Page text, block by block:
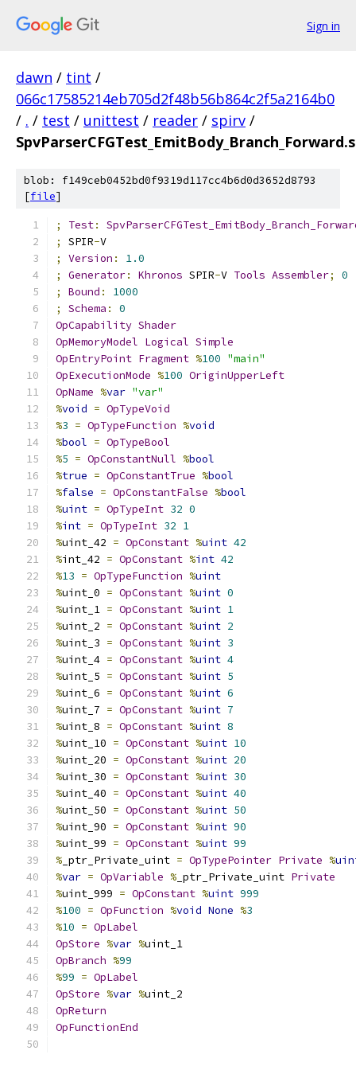
Sign in
dawn / tint /
066c17585214eb705d2f48b56b864c2f5a2164b0
/ . / test / unittest / reader / spirv /
blob: f149ceb0452bd0f9319d117cc4b6d0d3652d8793
[file]
; Test:
;
SPIR-V
;
Version :
1.0
;
Generator: Khronos SPIR-V Tools Assembler;
0
;
Bound :
1000
;
Schema :
0
OpCapability Shader
OpMemoryModel Logical Simple
OpEntryPoint Fragment %100 "main"
OpExecutionMode %100 OriginUpperLeft
OpName %var "var"
%void = OpTypeVoid
%3 = OpTypeFunction %void
%bool = OpTypeBool
%5 = OpConstantNull %bool
%true = OpConstantTrue %bool
%false = OpConstantFalse %bool
%uint = OpTypeInt 32 0
%int = OpTypeInt 32 1
%uint_42 = OpConstant %uint 42
%int_42 = OpConstant %int 42
%13 = OpTypeFunction %uint
%uint_0 = OpConstant %uint 0
%uint_1 = OpConstant %uint 1
%uint_2 = OpConstant %uint 2
%uint_3 = OpConstant %uint 3
%uint_4 = OpConstant %uint 4
%uint_5 = OpConstant %uint 5
%uint_6 = OpConstant %uint 6
%uint_7 = OpConstant %uint 7
%uint_8 = OpConstant %uint 8
%uint_10 = OpConstant %uint 10
%uint_20 = OpConstant %uint 20
%uint_30 = OpConstant %uint 30
%uint_40 = OpConstant %uint 40
%uint_50 = OpConstant %uint 50
%uint_90 = OpConstant %uint 90
%uint_99 = OpConstant %uint 99
% _ptr_Private_uint = OpTypePointer Private %
%var = OpVariable % _ptr_Private_uint Private
%uint_999 = OpConstant %uint 999
%100 = OpFunction %void None %3
%10 = OpLabel
OpStore %var %uint_1
OpBranch %99
%99 = OpLabel
OpStore %var %uint_2
OpReturn
OpFunctionEnd